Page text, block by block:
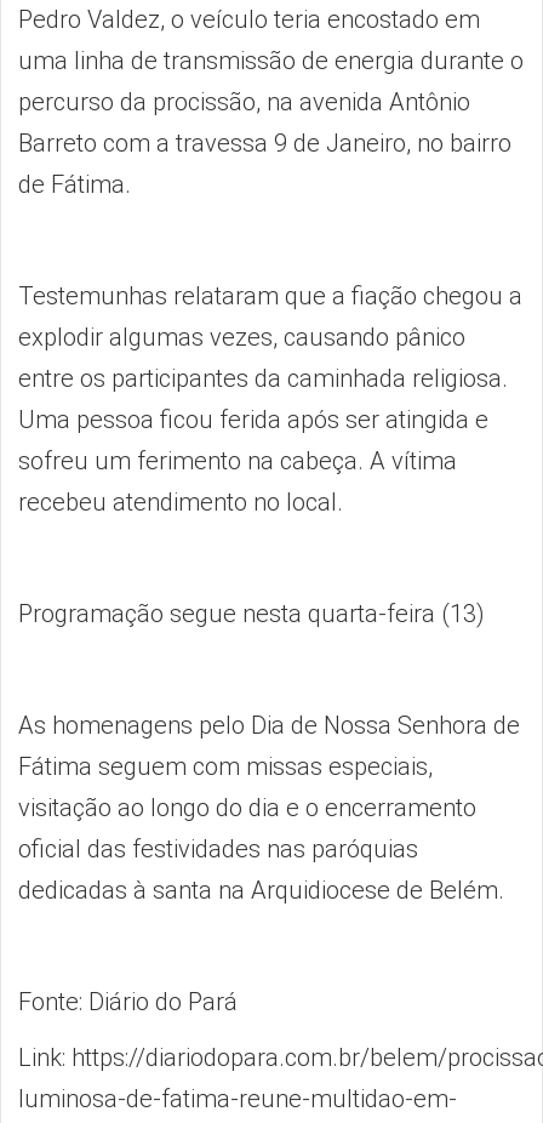
Pedro Valdez, o veículo teria encostado em
uma linha de transmissão de energia durante o
percurso da procissão, na avenida Antônio
Barreto com a travessa 9 de Janeiro, no bairro
de Fátima.
Testemunhas relataram que a fiação chegou a
explodir algumas vezes, causando pânico
entre os participantes da caminhada religiosa.
Uma pessoa ficou ferida após ser atingida e
sofreu um ferimento na cabeça. A vítima
recebeu atendimento no local.
Programação segue nesta quarta-feira (13)
As homenagens pelo Dia de Nossa Senhora de
Fátima seguem com missas especiais,
visitação ao longo do dia e o encerramento
oficial das festividades nas paróquias
dedicadas à santa na Arquidiocese de Belém.
Fonte: Diário do Pará
Link: https://diariodopara.com.br/belem/
luminosa-de-fatima-reune-multidao-em-